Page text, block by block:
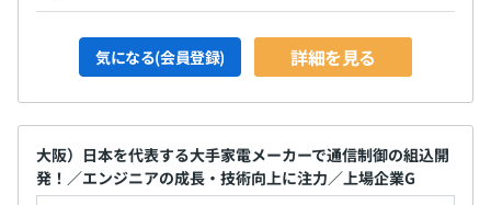
気になる(会員登録) 詳細を見る
大阪）日本を代表する大手家電メーカーで通信制御の組込開
発！／エンジニアの成長・技術向上に注力／上場企業G